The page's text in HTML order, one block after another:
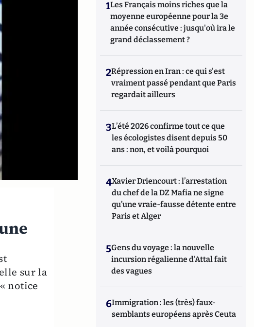
sur la
notice
1Les Français moins riches que la
moyenne européenne pour la 3e
année consécutive : jusqu'où ira le
grand déclassement ?
2Répression en Iran : ce qui s'est
vraiment passé pendant que Paris
regardait ailleurs
3L’été 2026 confirme tout ce que
les écologistes disent depuis 50
ans : non, et voilà pourquoi
4Xavier Driencourt : l’arrestation
du chef de la DZ Mafia ne signe
qu’une vraie-fausse détente entre
Paris et Alger
5Gens du voyage : la nouvelle
incursion régalienne d'Attal fait
des vagues
6Immigration : les (très) faux-
semblants européens après Ceuta